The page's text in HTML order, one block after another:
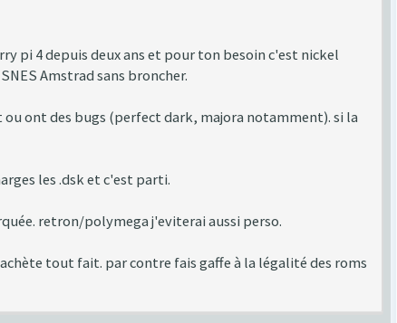
pi 4 depuis deux ans et pour ton besoin c'est nickel
Amstrad sans broncher.
ont des bugs (perfect dark, majora notamment). si la
les .dsk et c'est parti.
retron/polymega j'eviterai aussi perso.
tout fait. par contre fais gaffe à la légalité des roms